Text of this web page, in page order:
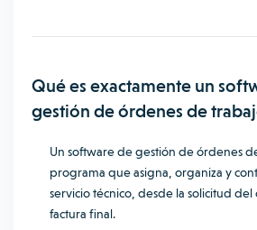
Qué es exactamente un
gestión de órdenes de
Un software de gestión de órdenes
programa que asigna, organiza y
servicio técnico, desde la solicitud del
factura final.